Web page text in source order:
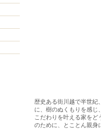
歴史ある街川越で半世紀
に、樹のぬくもりを感じ
こだわりを叶える家をど
のために、とことん親身